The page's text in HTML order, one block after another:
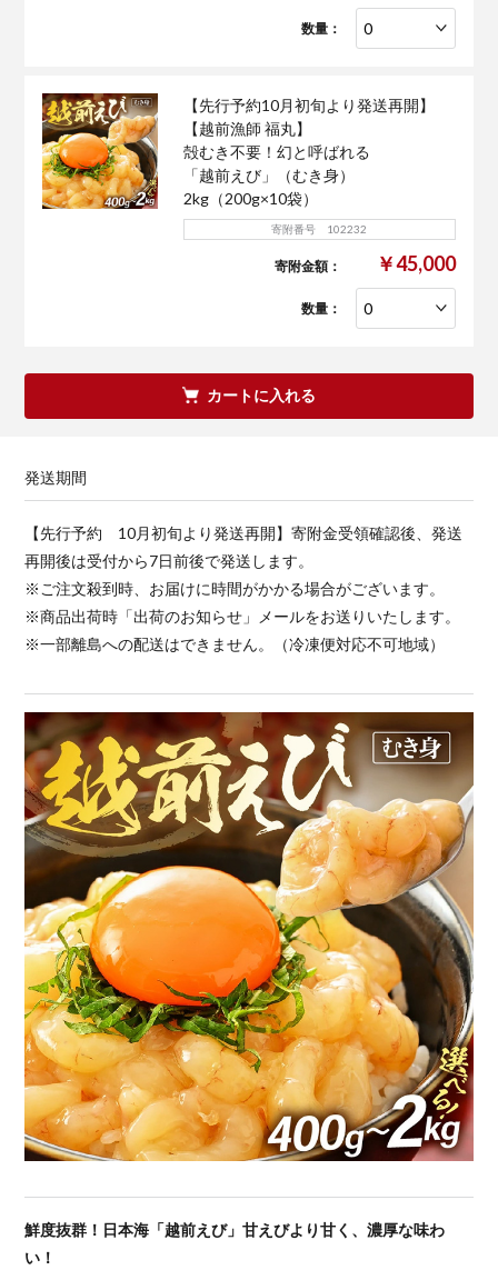
数量：
【先行予約10月初旬より発送再開】
【越前漁師 福丸】
殻むき不要！幻と呼ばれる
「越前えび」（むき身）
2kg（200g×10袋）
寄附番号 102232
寄附金額： ￥45,000
数量：
カートに入れる
発送期間
【先行予約 10月初旬より発送再開】寄附金受領確認後、発送
再開後は受付から7日前後で発送します。
※ご注文殺到時、お届けに時間がかかる場合がございます。
※商品出荷時「出荷のお知らせ」メールをお送りいたします。
※一部離島への配送はできません。（冷凍便対応不可地域）
鮮度抜群！日本海「越前えび」甘えびより甘く、濃厚な味わ
い！